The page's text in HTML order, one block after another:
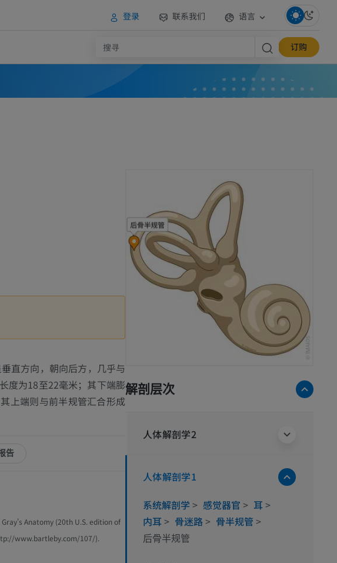
登录 联系我们 语言
订购
直方向，朝向后方，几乎与
度为18至22毫米；其下端膨
上端则与前半规管汇合形成
告
Anatomy (20th U.S. edition of
www.bartleby.com/107/).
解剖层次
人体解剖学2
人体解剖学1
系统解剖学 > 感觉器官 > 耳 >
内耳 > 骨迷路 > 骨半规管 >
后骨半规管